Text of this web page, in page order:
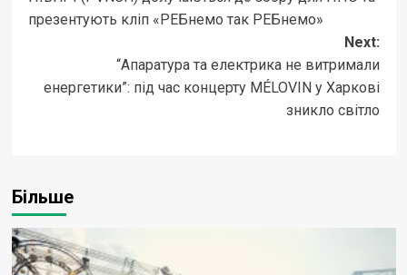
navigation
презентують кліп «РЕБнемо так РЕБнемо»
Next:
“Апаратура та електрика не витримали
енергетики”: під час концерту MÉLOVIN у Харкові
зникло світло
Більше